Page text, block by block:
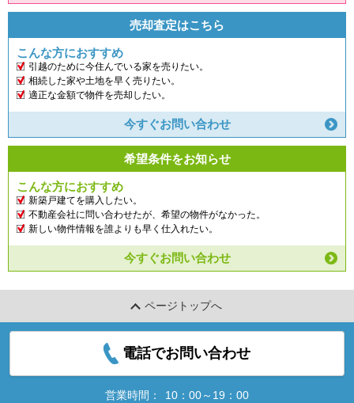
売却査定はこちら
こんな方におすすめ
引越のために今住んでいる家を売りたい。
相続した家や土地を早く売りたい。
適正な金額で物件を売却したい。
今すぐお問い合わせ
希望条件をお知らせ
こんな方におすすめ
新築戸建てを購入したい。
不動産会社に問い合わせたが、希望の物件がなかった。
新しい物件情報を誰よりも早く仕入れたい。
今すぐお問い合わせ
ページトップへ
電話でお問い合わせ
営業時間：
10：00～19：00